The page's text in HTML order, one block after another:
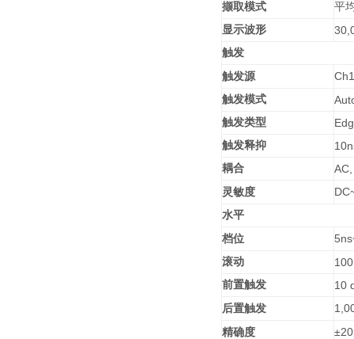
撷取模式
平
显示波形
触发
触发源
触发模式
触发类型
触发释抑
耦合
灵敏度
水平
档位
滚动
前置触发 10
后置触发
精确度